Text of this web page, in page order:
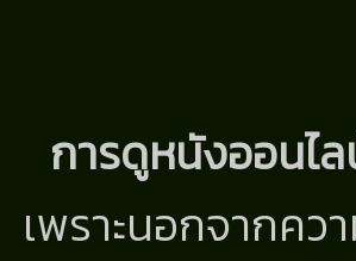
การดูหนังออนไ
เพราะนอกจากค